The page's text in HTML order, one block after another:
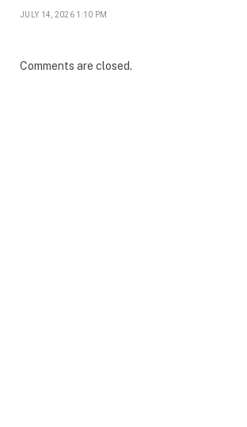
JULY 14, 2026 1:10 PM
Comments are closed.